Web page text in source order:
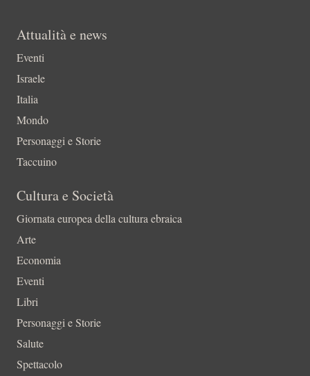
Attualità e news
Eventi
Israele
Italia
Mondo
Personaggi e Storie
Taccuino
Cultura e Società
Giornata europea della cultura ebraica
Arte
Economia
Eventi
Libri
Personaggi e Storie
Salute
Spettacolo